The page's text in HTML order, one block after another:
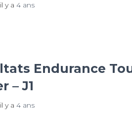
y a 4 ans
Endurance
– J1
y a 4 ans